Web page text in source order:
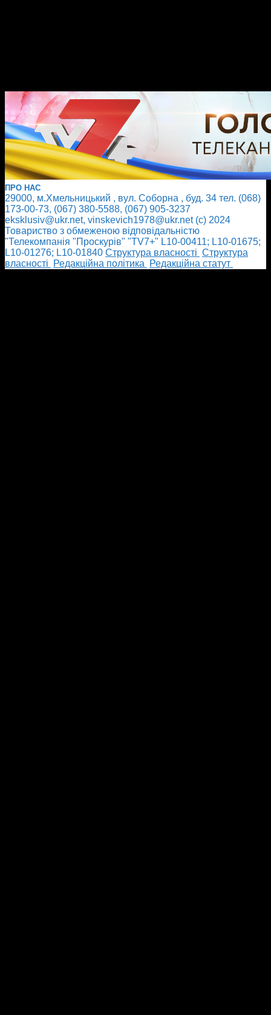
ПРО НАС
29000, м.Хмельницький , вул. Соборна , буд. 34 тел. (068)
173-00-73, (067) 380-5588, (067) 905-3237
eksklusiv@ukr.net, vinskevich1978@ukr.net (с) 2024
Товариство з обмеженою відповідальністю
"Телекомпанія "Проскурів" "TV7+" L10-00411; L10-01675;
L10-01276; L10-01840 Cтруктура власності Cтруктура
власності
Редакційна політика Редакційна статут